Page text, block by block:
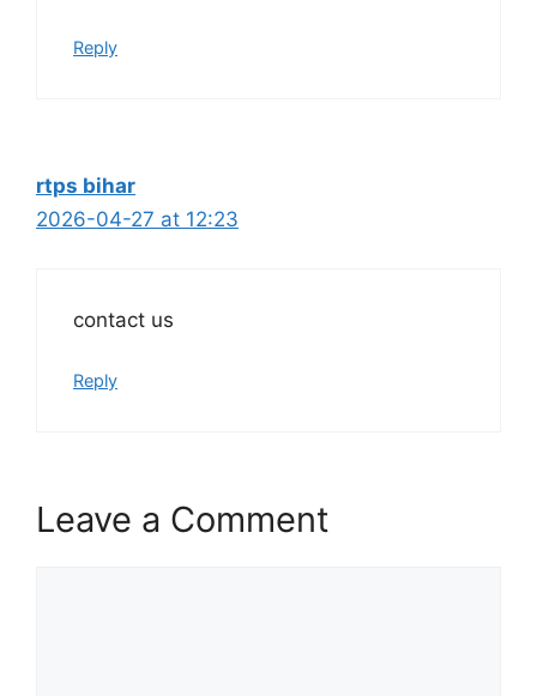
Reply
rtps bihar
2026-04-27 at 12:23
contact us
Reply
Leave a Comment